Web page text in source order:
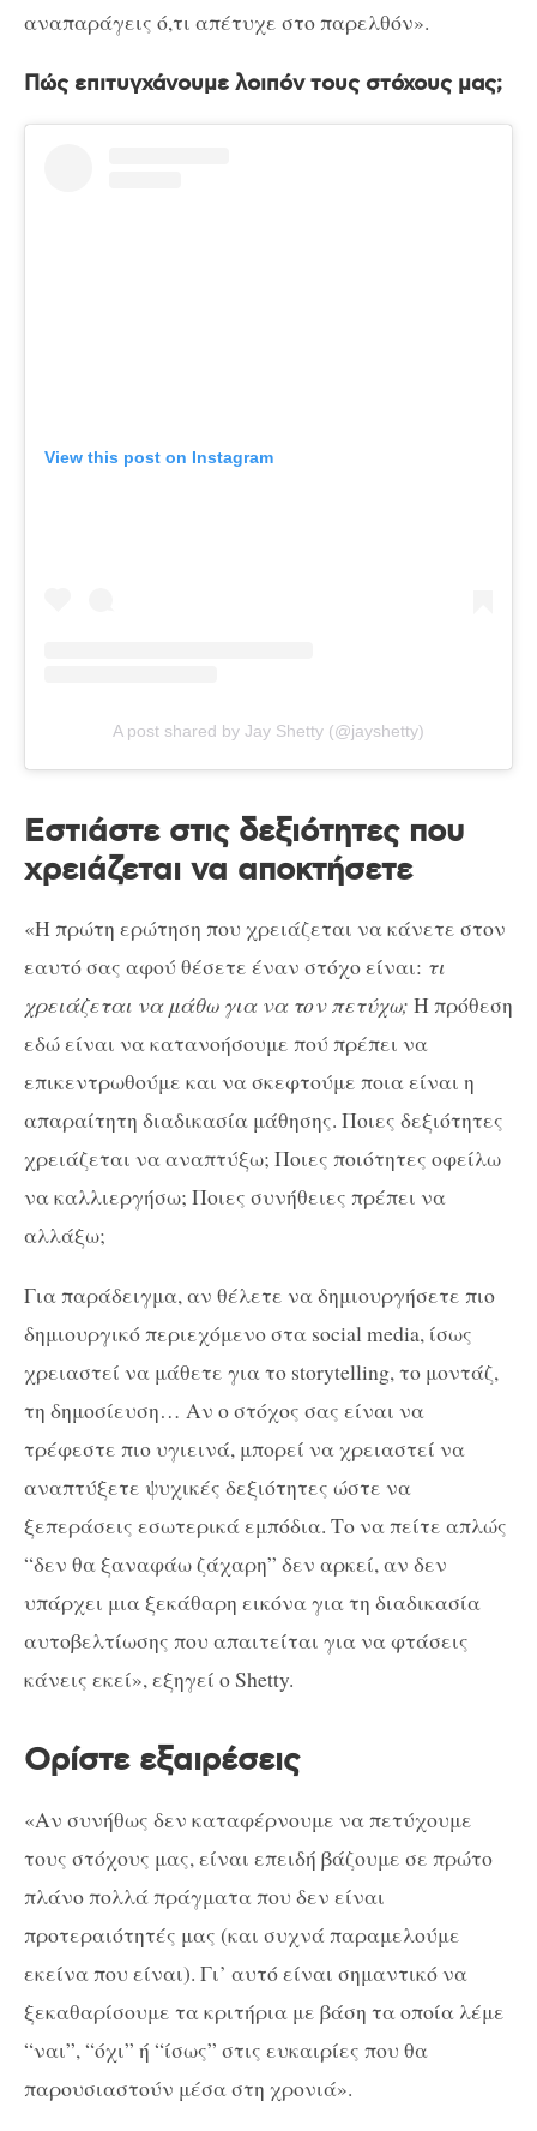
αναπαράγεις ό,τι απέτυχε στο παρελθόν».
Πώς επιτυγχάνουμε λοιπόν τους στόχους μας;
View this post on Instagram
A post shared by Jay Shetty (@jayshetty)
Εστιάστε στις δεξιότητες που
χρειάζεται να αποκτήσετε
«Η πρώτη ερώτηση που χρειάζεται να κάνετε στον
εαυτό σας αφού θέσετε έναν στόχο είναι: τι
χρειάζεται να μάθω για να τον πετύχω; Η πρόθεση
εδώ είναι να κατανοήσουμε πού πρέπει να
επικεντρωθούμε και να σκεφτούμε ποια είναι η
απαραίτητη διαδικασία μάθησης. Ποιες δεξιότητες
χρειάζεται να αναπτύξω; Ποιες ποιότητες οφείλω
να καλλιεργήσω; Ποιες συνήθειες πρέπει να
αλλάξω;
Για παράδειγμα, αν θέλετε να δημιουργήσετε πιο
δημιουργικό περιεχόμενο στα social media, ίσως
χρειαστεί να μάθετε για το storytelling, το μοντάζ,
τη δημοσίευση… Αν ο στόχος σας είναι να
τρέφεστε πιο υγιεινά, μπορεί να χρειαστεί να
αναπτύξετε ψυχικές δεξιότητες ώστε να
ξεπεράσεις εσωτερικά εμπόδια. Το να πείτε απλώς
“δεν θα ξαναφάω ζάχαρη” δεν αρκεί, αν δεν
υπάρχει μια ξεκάθαρη εικόνα για τη διαδικασία
αυτοβελτίωσης που απαιτείται για να φτάσεις
κάνεις εκεί», εξηγεί ο Shetty.
Ορίστε εξαιρέσεις
«Αν συνήθως δεν καταφέρνουμε να πετύχουμε
τους στόχους μας, είναι επειδή βάζουμε σε πρώτο
πλάνο πολλά πράγματα που δεν είναι
προτεραιότητές μας (και συχνά παραμελούμε
εκείνα που είναι). Γι’ αυτό είναι σημαντικό να
ξεκαθαρίσουμε τα κριτήρια με βάση τα οποία λέμε
“ναι”, “όχι” ή “ίσως” στις ευκαιρίες που θα
παρουσιαστούν μέσα στη χρονιά».